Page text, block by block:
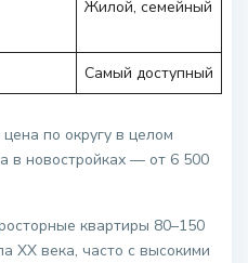
Жилой, семейный
Самый доступный
по округу в целом
в новостройках — от 6 500
квартиры 80–150
XX века, часто с высокими